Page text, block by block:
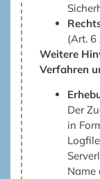
(Art. 6
Weitere
Verfahren
Der
in
Name